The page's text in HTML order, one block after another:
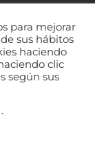
para mejorar
sus hábitos
haciendo
clic
según sus
`